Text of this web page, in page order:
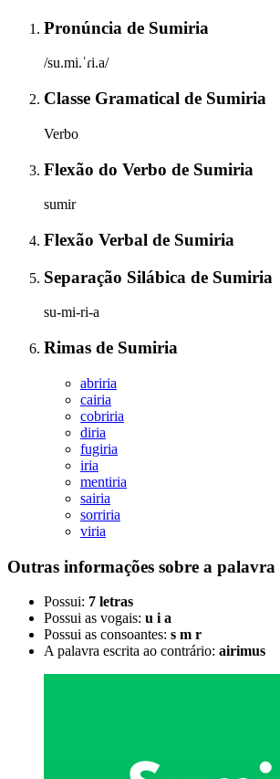
Pronúncia de Sumiria
/su.mi.ˈɾi.a/
Classe Gramatical de Sumiria
Verbo
Flexão do Verbo de Sumiria
sumir
Flexão Verbal de Sumiria
Separação Silábica de Sumiria
su-mi-ri-a
Rimas de Sumiria
abriria
cairia
cobriria
diria
fugiria
iria
mentiria
sairia
sorriria
viria
Outras informações sobre a palavra
Possui: 7 letras
Possui as vogais: u i a
Possui as consoantes: s m r
A palavra escrita ao contrário: airimus